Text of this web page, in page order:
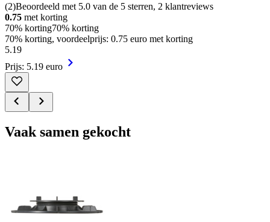
(2)Beoordeeld met 5.0 van de 5 sterren, 2 klantreviews
0.75 met korting
70% korting70% korting
70% korting, voordeelprijs: 0.75 euro met korting
5.19
Prijs: 5.19 euro
Vaak samen gekocht